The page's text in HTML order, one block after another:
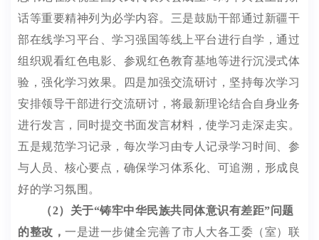
话等重要精神列为必学内容。三是鼓励干部通过新疆干
部在线学习平台、学习强国等线上平台进行自学，通过
组织观看红色电影、参观红色教育基地等进行沉浸式体
验，强化学习效果。四是加强交流研讨，坚持每次学习
安排领导干部进行交流研讨，将最新理论结合自身业务
进行发言，同时提交书面发言材料，使学习走深走实。
五是规范学习记录，每次学习由专人记录学习时间、参
与人员、核心要点，确保学习体系化、可追溯，形成良
好的学习氛围。
（2） 关于“铸牢中华民族共同体意识有差距”问题
的整改 ， 一是进一步健全完善了市人大各工委（室）联